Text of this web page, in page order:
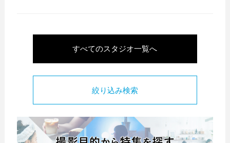
すべてのスタジオ一覧へ
絞り込み検索